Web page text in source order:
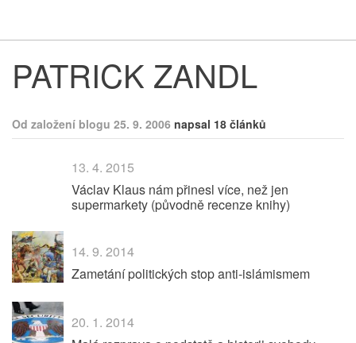
PATRICK ZANDL
Od založení blogu 25. 9. 2006 napsal 18 článků
13. 4. 2015
Václav Klaus nám přinesl více, než jen
supermarkety (původně recenze knihy)
14. 9. 2014
Zametání politických stop anti-islámismem
20. 1. 2014